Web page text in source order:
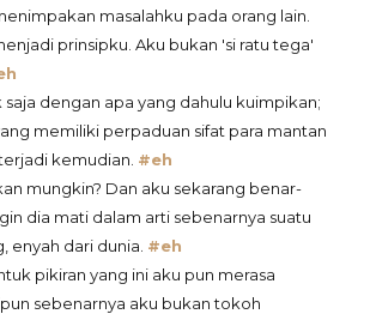
masalahku pada orang lain.
prinsipku. Aku bukan 'si ratu tega'
saja dengan apa yang dahulu kuimpikan;
memiliki perpaduan sifat para mantan
kemudian. #eh
mungkin? Dan aku sekarang benar-
dia mati dalam arti sebenarnya suatu
enyah dari dunia. #eh
pikiran yang ini aku pun merasa
sebenarnya aku bukan tokoh